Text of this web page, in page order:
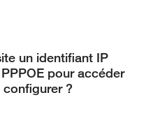
un identifiant IP
pour accéder
?